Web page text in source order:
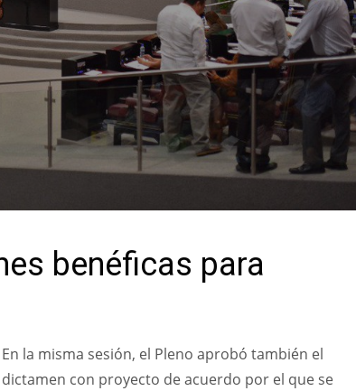
benéficas para
En la misma sesión, el Pleno aprobó también el
dictamen con proyecto de acuerdo por el que se